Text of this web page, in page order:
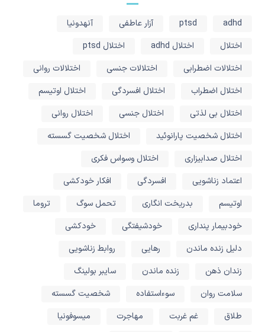
adhd
ptsd آزار عاطفی
آنهدونیا
اختلال
اختلال adhd
اختلال ptsd
اختلالات اضطرابی
اختلالات جنسی
اختلالات روانی
اختلال اضطراب
اختلال افسردگی
اختلال اوتیسم
اختلال بی لذتی
اختلال جنسی
اختلال روانی
اختلال شخصیت پارانوئید
اختلال شخصیت گسسته
اختلال صدابیزاری
اختلال وسواس فکری
اعتماد زناشویی
افسردگی
افکار خودکشی
اوتیسم
بدریخت انگاری تحمل سوگ
تروما
خودبیمار پنداری
خودشیفتگی
خودکشی
دلیل زنده ماندن
رهایی
روابط زناشویی
زندان ذهن
زنده ماندن
سایبر بولینگ
سلامت روان
سوءاستفاده
شخصیت گسسته
طلاق
غم غربت مهاجرت
میسوفونیا